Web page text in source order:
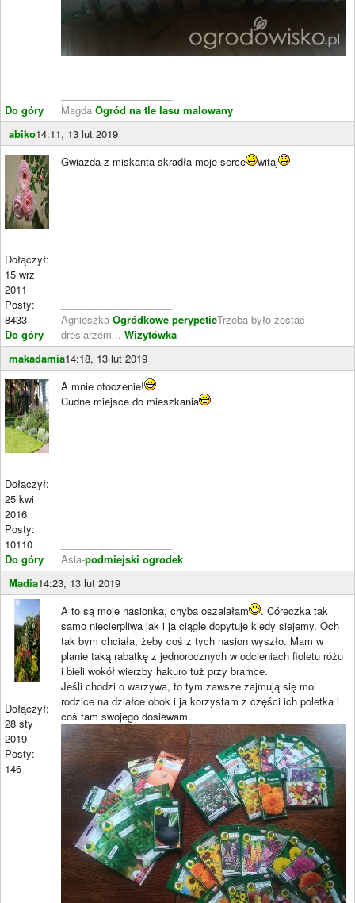
Do góry
Magda Ogród na tle lasu malowany
abiko14:11, 13 lut 2019
Dołączył:
15 wrz
2011
Posty:
8433
Do góry
Gwiazda z miskanta skradła moje serce witaj
Agnieszka Ogródkowe perypetieTrzeba było zostać
dresiarzem... Wizytówka
makadamia14:18, 13 lut 2019
Dołączył:
25 kwi
2016
Posty:
10110
Do góry
A mnie otoczenie!
Cudne miejsce do mieszkania
Asia-podmiejski ogrodek
Madia14:23, 13 lut 2019
Dołączył:
28 sty
2019
Posty:
146
A to są moje nasionka, chyba oszalałam
. Córeczka tak
samo niecierpliwa jak i ja ciągle dopytuje kiedy siejemy. Och
tak bym chciała, żeby coś z tych nasion wyszło. Mam w
planie taką rabatkę z jednorocznych w odcieniach fioletu różu
i bieli wokół wierzby hakuro tuż przy bramce.
Jeśli chodzi o warzywa, to tym zawsze zajmują się moi
rodzice na działce obok i ja korzystam z części ich poletka i
coś tam swojego dosiewam.